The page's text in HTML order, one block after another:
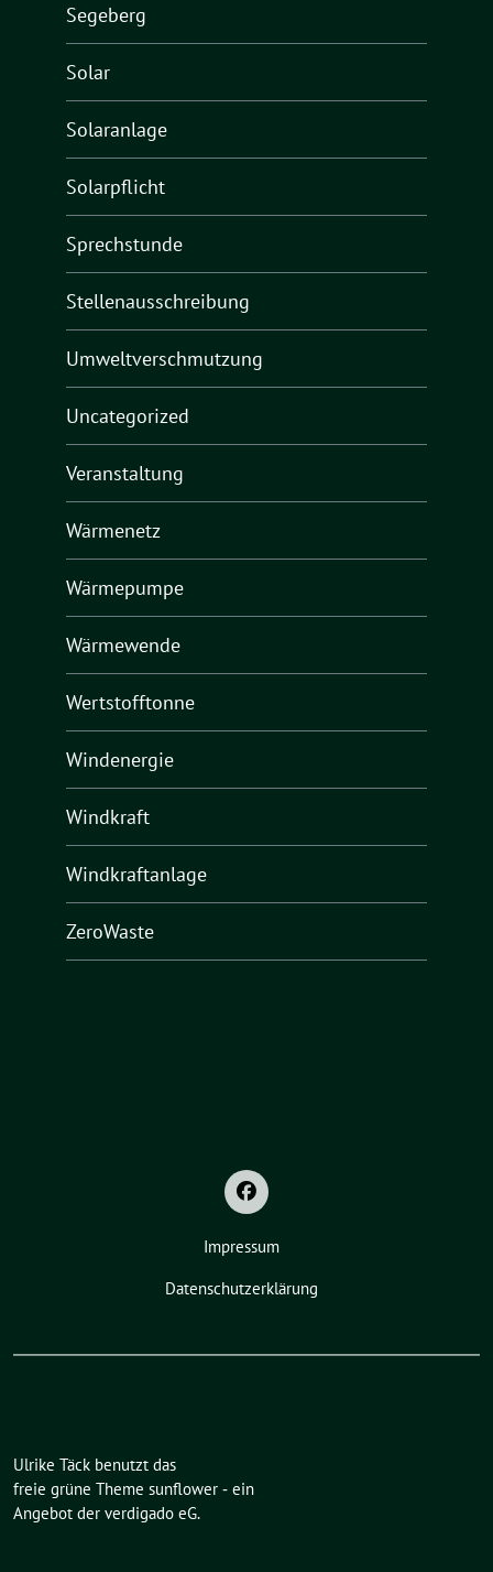
Segeberg
Solar
Solaranlage
Solarpflicht
Sprechstunde
Stellenausschreibung
Umweltverschmutzung
Uncategorized
Veranstaltung
Wärmenetz
Wärmepumpe
Wärmewende
Wertstofftonne
Windenergie
Windkraft
Windkraftanlage
ZeroWaste
Impressum
Datenschutzerklärung
Ulrike Täck benutzt das
freie grüne Theme sunflower ‐ ein
Angebot der verdigado eG.